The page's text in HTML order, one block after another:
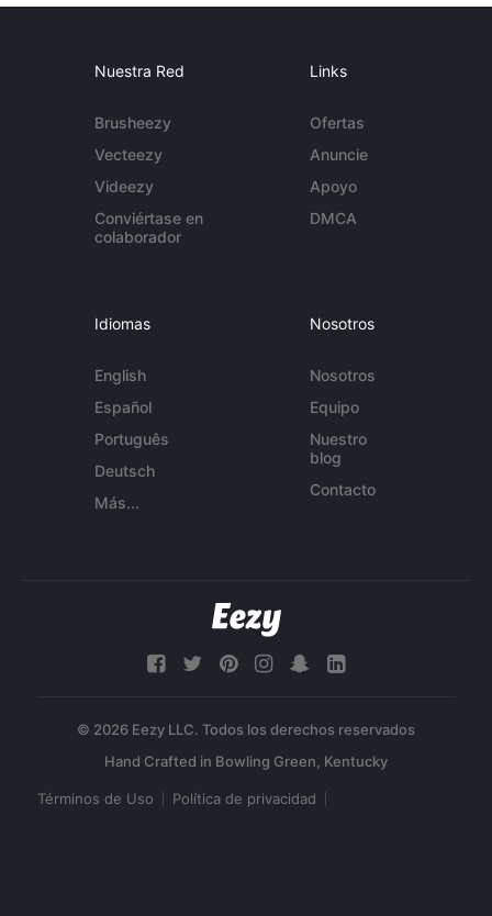
Nuestra Red
Brusheezy
Vecteezy
Videezy
Conviértase en
colaborador
Links
Ofertas
Anuncie
Apoyo
DMCA
Idiomas
English
Español
Português
Deutsch
Más...
Nosotros
Nosotros
Equipo
Nuestro
blog
Contacto
© 2026 Eezy LLC. Todos los derechos reservados
Términos de Uso Política de privacidad